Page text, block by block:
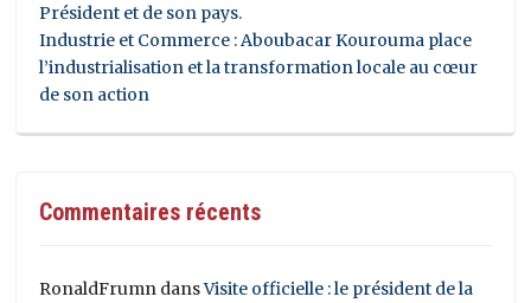
Président et de son pays.
Industrie et Commerce : Aboubacar Kourouma place
l’industrialisation et la transformation locale au cœur
de son action
Commentaires récents
RonaldFrumn dansVisite officielle : le président de la